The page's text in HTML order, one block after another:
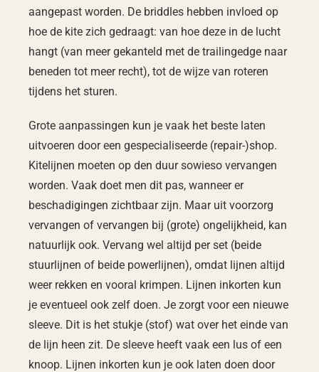
aangepast worden. De briddles hebben invloed op
hoe de kite zich gedraagt: van hoe deze in de lucht
hangt (van meer gekanteld met de trailingedge naar
beneden tot meer recht), tot de wijze van roteren
tijdens het sturen.
Grote aanpassingen kun je vaak het beste laten
uitvoeren door een gespecialiseerde (repair-)shop.
Kitelijnen moeten op den duur sowieso vervangen
worden. Vaak doet men dit pas, wanneer er
beschadigingen zichtbaar zijn. Maar uit voorzorg
vervangen of vervangen bij (grote) ongelijkheid, kan
natuurlijk ook. Vervang wel altijd per set (beide
stuurlijnen of beide powerlijnen), omdat lijnen altijd
weer rekken en vooral krimpen. Lijnen inkorten kun
je eventueel ook zelf doen. Je zorgt voor een nieuwe
sleeve. Dit is het stukje (stof) wat over het einde van
de lijn heen zit. De sleeve heeft vaak een lus of een
knoop. Lijnen inkorten kun je ook laten doen door